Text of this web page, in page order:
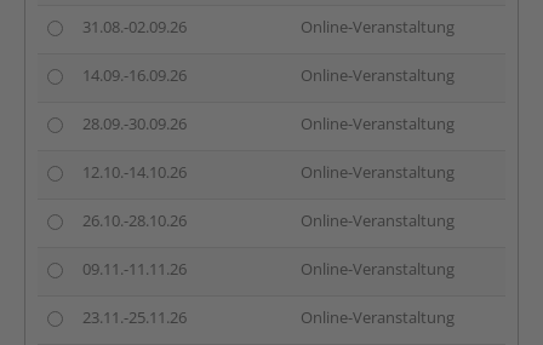
31.08.-02.09.26 Online-Veranstaltung
14.09.-16.09.26 Online-Veranstaltung
28.09.-30.09.26 Online-Veranstaltung
12.10.-14.10.26 Online-Veranstaltung
26.10.-28.10.26 Online-Veranstaltung
09.11.-11.11.26 Online-Veranstaltung
23.11.-25.11.26 Online-Veranstaltung